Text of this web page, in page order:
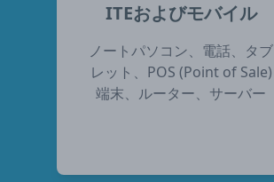
ITEおよびモバイル
ノートパソコン、電話、タブ
レット、POS (Point of Sale)
端末、ルーター、サーバー